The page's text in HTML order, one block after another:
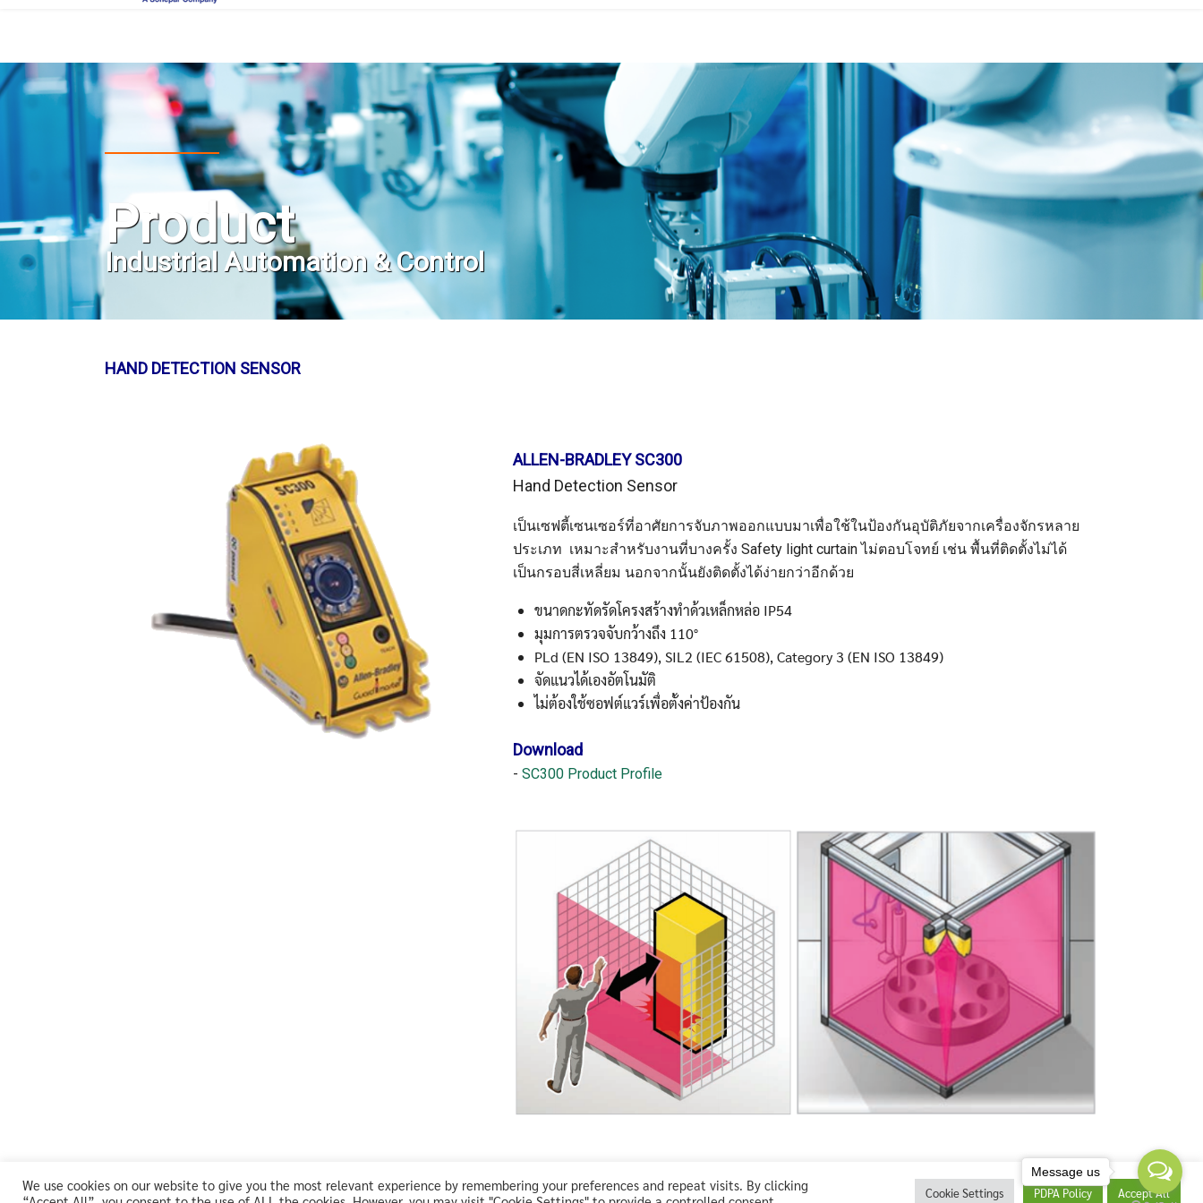
Search
for: Search
Product
Industrial Automation & Control
HAND DETECTION SENSOR
ALLEN-BRADLEY SC300
Hand Detection Sensor
เป็นเซฟตี้เซนเซอร์ที่อาศัยการจับภาพออกแบบมาเพื่อใช้ในป้องกันอุบัติภัยจากเครื่องจักรหลาย
ประเภท เหมาะสำหรับงานที่บางครั้ง Safety light curtain ไม่ตอบโจทย์ เช่น พื้นที่ติดตั้งไม่ได้
เป็นกรอบสี่เหลี่ยม นอกจากนั้นยังติดตั้งได้ง่ายกว่าอีกด้วย
ขนาดกะทัดรัดโครงสร้างทำด้วเหล็กหล่อ IP54
มุมการตรวจจับกว้างถึง 110°
PLd (EN ISO 13849), SIL2 (IEC 61508), Category 3 (EN ISO 13849)
จัดแนวได้เองอัตโนมัติ
ไม่ต้องใช้ซอฟต์แวร์เพื่อตั้งค่าป้องกัน
Download
- SC300 Product Profile
We use cookies on our website to give you the most relevant experience by remembering your preferences and repeat visits. By clicking
Cookie Settings PDPA Policy Accept All
Message us